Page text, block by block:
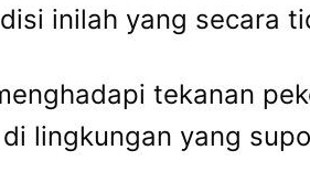
inilah yang secara
tekanan
lingkungan yang